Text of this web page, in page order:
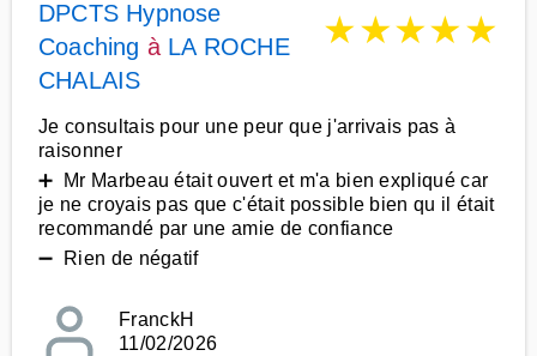
DPCTS Hypnose
Coaching à LA ROCHE
CHALAIS
★★★★★
Je consultais pour une peur que j'arrivais pas à
raisonner
➕ Mr Marbeau était ouvert et m'a bien expliqué car
je ne croyais pas que c'était possible bien qu il était
recommandé par une amie de confiance
➖ Rien de négatif
FranckH
11/02/2026